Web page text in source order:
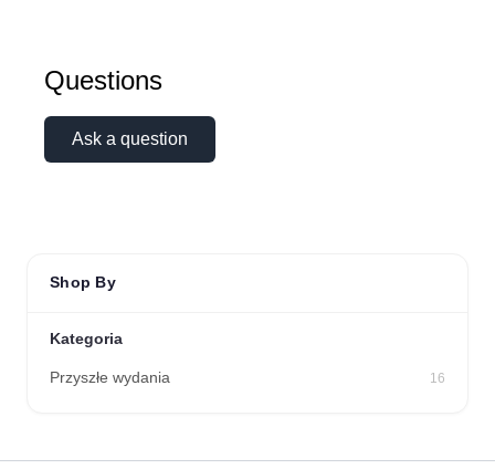
Shop By
Kategoria
Przyszłe wydania 16
Questions
Ask a question